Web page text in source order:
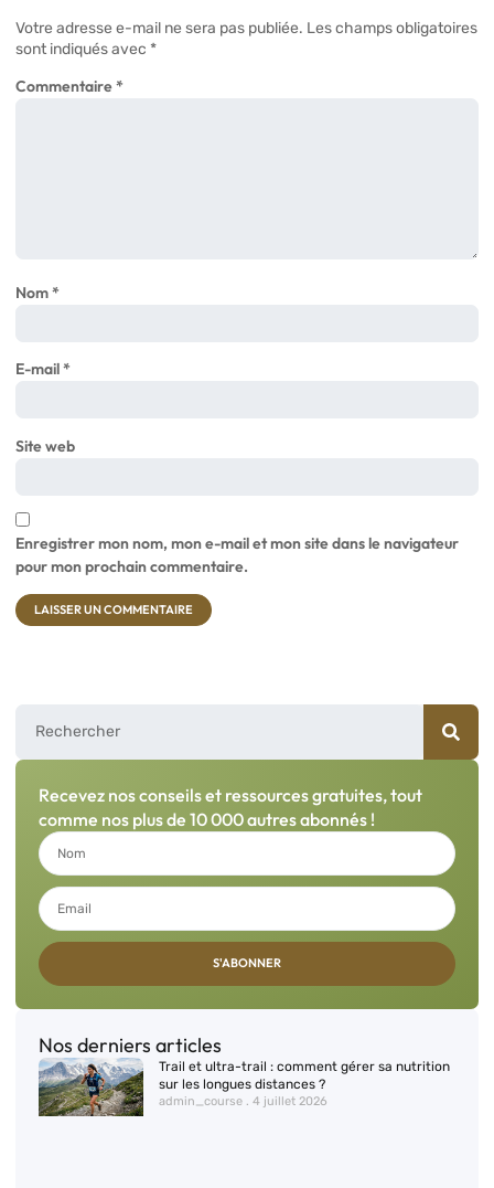
Votre adresse e-mail ne sera pas publiée. Les champs obligatoires
sont indiqués avec *
Commentaire*
Nom*
E-mail*
Site web
Enregistrer mon nom, mon e-mail et mon site dans le navigateur
pour mon prochain commentaire.
Recevez nos conseils et ressources gratuites, tout
comme nos plus de 10 000 autres abonnés !
S'ABONNER
Nos derniers articles
Trail et ultra-trail : comment gérer sa nutrition
sur les longues distances ?
admin_course 4 juillet 2026